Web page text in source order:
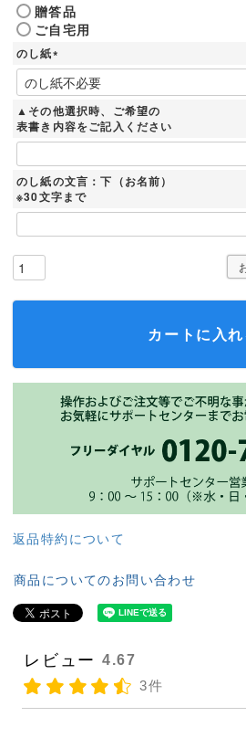
必
須
贈答品
ご自宅用
のし紙
(
必
須
)
▲その他選択時、ご希望の
表書き内容をご記入ください
のし紙の文言：下（お名前）
※30文字まで
カートに入れ
返品特約について
商品についてのお問い合わせ
レビュー
4.67
3件